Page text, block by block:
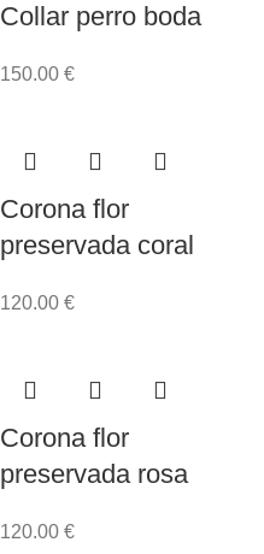
Collar perro boda
150.00 €
Corona flor
preservada coral
120.00 €
Corona flor
preservada rosa
120.00 €